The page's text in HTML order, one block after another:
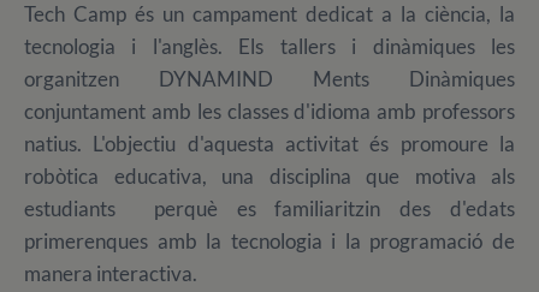
Tech Camp és un campament dedicat a la ciència, la
tecnologia i l'anglès. Els tallers i dinàmiques les
organitzen DYNAMIND Ments Dinàmiques
conjuntament amb les classes d'idioma amb professors
natius. L'objectiu d'aquesta activitat és promoure la
robòtica educativa, una disciplina que motiva als
estudiants perquè es familiaritzin des d'edats
primerenques amb la tecnologia i la programació de
manera interactiva.